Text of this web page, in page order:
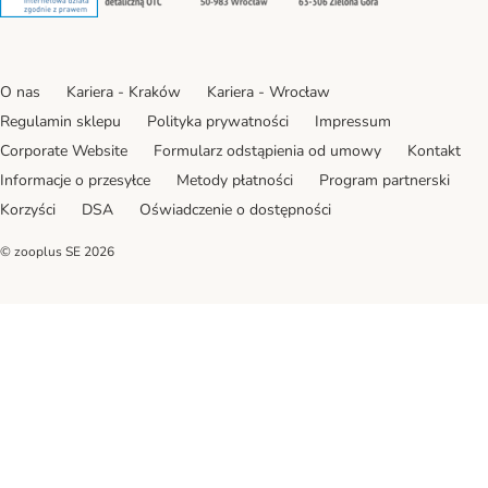
O nas Kariera - Kraków
Kariera - Wrocław
Regulamin sklepu
Polityka prywatności
Impressum
Corporate Website
Formularz odstąpienia od umowy
Kontakt
Informacje o przesyłce
Metody płatności
Program partnerski
Korzyści
DSA Oświadczenie o dostępności
© zooplus SE 2026